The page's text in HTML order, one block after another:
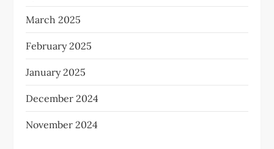
March 2025
February 2025
January 2025
December 2024
November 2024